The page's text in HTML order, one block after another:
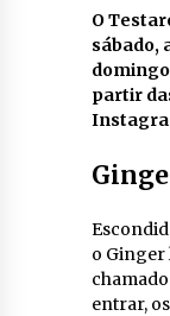
O
sábado,
partir
o Ginger
entrar,